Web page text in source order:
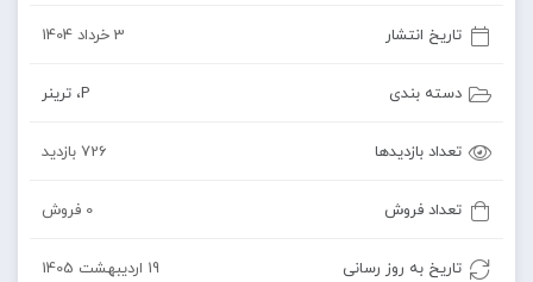
تاریخ انتشار 3 خرداد 1404
دسته بندی P، ترینر
تعداد بازدیدها 726 بازدید
تعداد فروش 0 فروش
تاریخ به روز رسانی 19 اردیبهشت 1405